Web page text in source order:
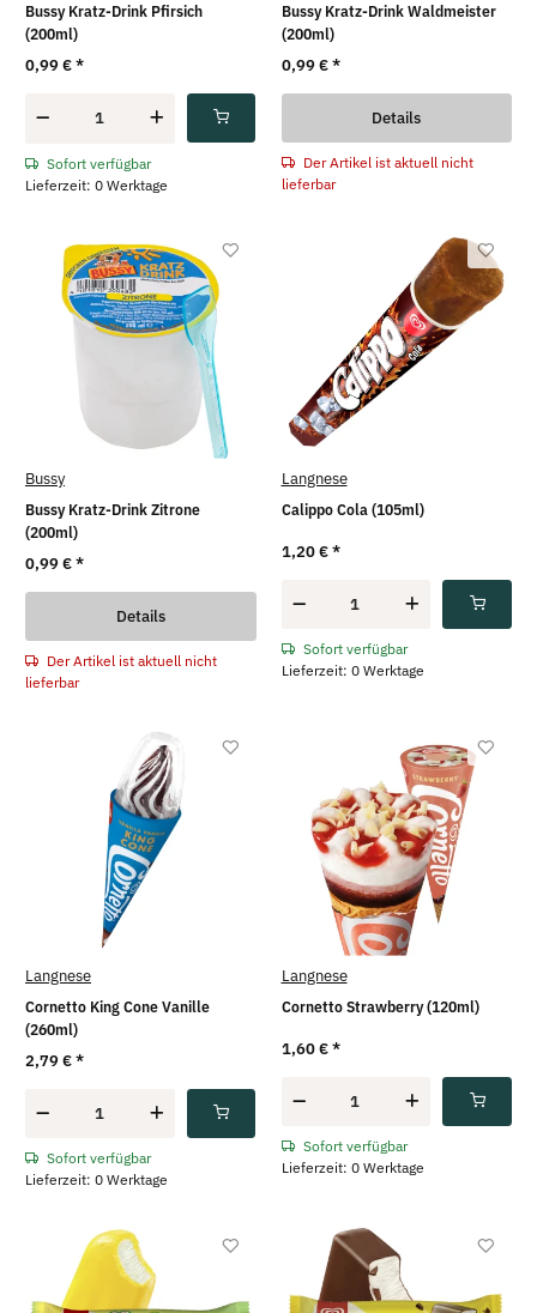
Bussy Kratz-Drink Pfirsich
(200ml)
0,99 €*
Sofort verfügbar
Lieferzeit: 0 Werktage
Bussy Kratz-Drink Waldmeister
(200ml)
0,99 €*
Details
Der Artikel ist aktuell nicht
lieferbar
Bussy
Bussy Kratz-Drink Zitrone
(200ml)
0,99 €*
Details
Der Artikel ist aktuell nicht
lieferbar
Langnese
Calippo Cola (105ml)
1,20 €*
Sofort verfügbar
Lieferzeit: 0 Werktage
Langnese
Cornetto King Cone Vanille
(260ml)
2,79 €*
Sofort verfügbar
Lieferzeit: 0 Werktage
Langnese
Cornetto Strawberry (120ml)
1,60 €*
Sofort verfügbar
Lieferzeit: 0 Werktage